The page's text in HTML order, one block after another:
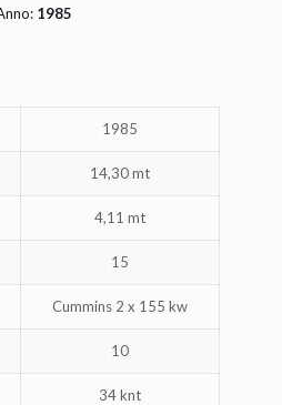
1985
1985
14,30 mt
4,11 mt
15
Cummins 2 x 155 kw
10
34 knt